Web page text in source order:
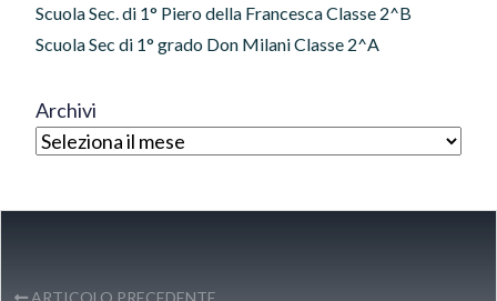
Scuola Sec. di 1° Piero della Francesca Classe 2^B
Scuola Sec di 1° grado Don Milani Classe 2^A
Archivi
ARTICOLO PRECEDENTE